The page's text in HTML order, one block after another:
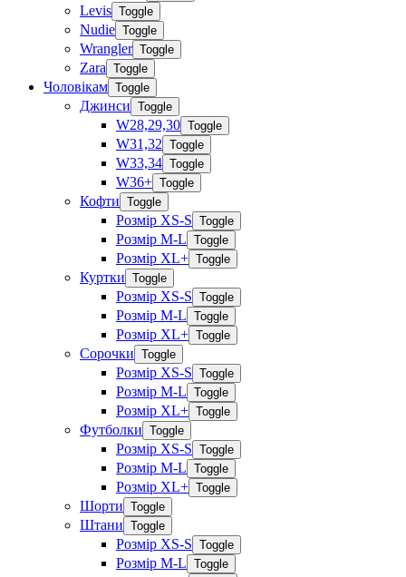
Levis Toggle
Nudie Toggle
Wrangler Toggle
Zara Toggle
Чоловікам Toggle
Джинси Toggle
W28,29,30 Toggle
W31,32 Toggle
W33,34 Toggle
W36+ Toggle
Кофти Toggle
Розмір XS-S Toggle
Розмір M-L Toggle
Розмір XL+ Toggle
Куртки Toggle
Розмір XS-S Toggle
Розмір M-L Toggle
Розмір XL+ Toggle
Сорочки Toggle
Розмір XS-S Toggle
Розмір M-L Toggle
Розмір XL+ Toggle
Футболки Toggle
Розмір XS-S Toggle
Розмір M-L Toggle
Розмір XL+ Toggle
Шорти Toggle
Штани Toggle
Розмір XS-S Toggle
Розмір M-L Toggle